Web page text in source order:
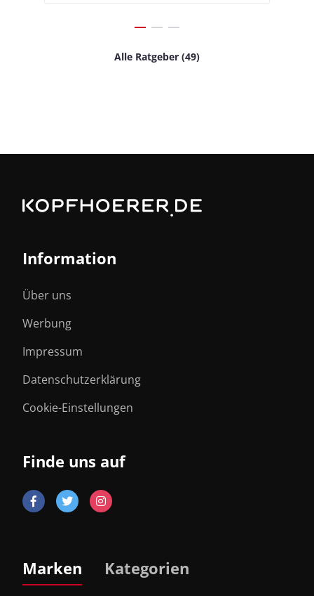
Alle Ratgeber (49)
Information
Über uns
Werbung
Impressum
Datenschutzerklärung
Cookie-Einstellungen
Finde uns auf
Marken Kategorien